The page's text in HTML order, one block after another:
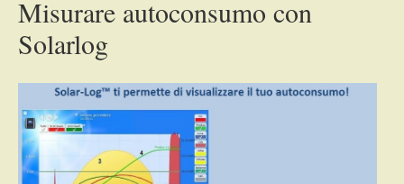
Misurare autoconsumo con
Solarlog